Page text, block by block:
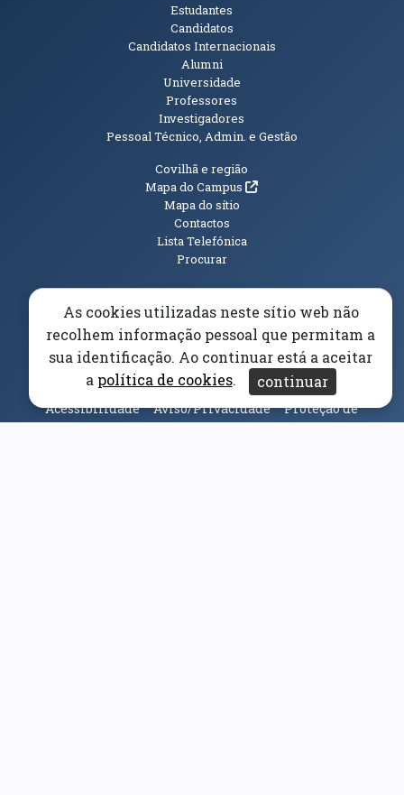
Estudantes
Candidatos
Candidatos Internacionais
Alumni
Universidade
Professores
Investigadores
Pessoal Técnico, Admin. e Gestão
Informações Adicionais
Covilhã e região
Mapa do Campus(abre em nova janela)
Mapa do sítio
Contactos
Lista Telefónica
Procurar
Elogios, Sugestões e Reclamações Livro Amarelo
Canal Denúncia(abre em nova janela)
Acessibilidade Aviso/Privacidade
Proteção de
Dados
As cookies utilizadas neste sítio web não
recolhem informação pessoal que permitam a
sua identificação. Ao continuar está a aceitar
a política de cookies. continuar